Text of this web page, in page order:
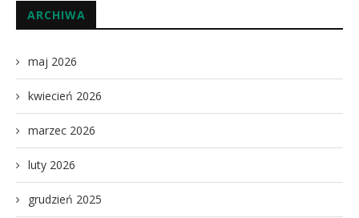
ARCHIWA
maj 2026
kwiecień 2026
marzec 2026
luty 2026
grudzień 2025